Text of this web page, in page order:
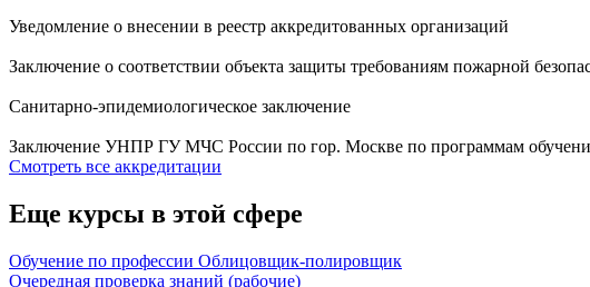
Уведомление о внесении в реестр аккредитованных организаций
Заключение о соответствии объекта защиты требованиям пожарной
Санитарно-эпидемиологическое заключение
Заключение УНПР ГУ МЧС России по гор. Москве по программам
Смотреть все аккредитации
Еще курсы в этой сфере
Обучение по профессии Облицовщик-полировщик
Очередная проверка знаний (рабочие)